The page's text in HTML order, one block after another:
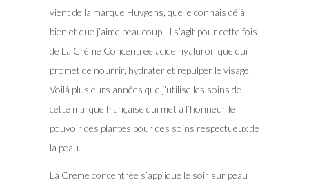
vient de la marque Huygens, que je connais déjà
bien et que j’aime beaucoup. Il s’agit pour cette fois
de La Crème Concentrée acide hyaluronique qui
promet de nourrir, hydrater et repulper le visage.
Voilà plusieurs années que j’utilise les soins de
cette marque française qui met à l’honneur le
pouvoir des plantes pour des soins respectueux de
la peau.
La Crème concentrée s’applique le soir sur peau